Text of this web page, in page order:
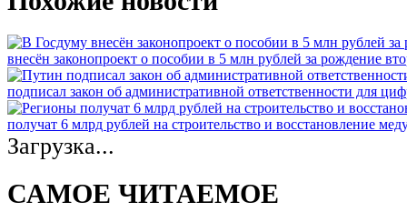
внесён законопроект о пособии в 5 млн рублей за рождение
подписал закон об административной ответственности для
получат 6 млрд рублей на строительство и восстановление
Загрузка...
САМОЕ ЧИТАЕМОЕ